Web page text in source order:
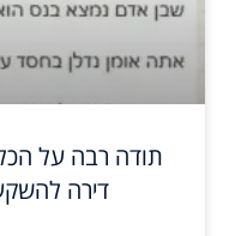
תודה רבה על
דירה להשקעה